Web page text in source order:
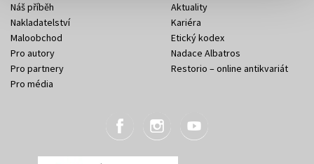
Náš příběh
Nakladatelství
Maloobchod
Pro autory
Pro partnery
Pro média
Aktuality
Kariéra
Etický kodex
Nadace Albatros
Restorio – online antikvariát